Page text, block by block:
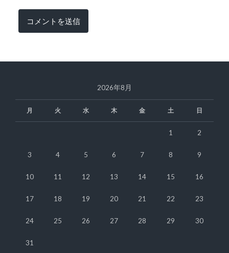
2026年8月
月 火 水 木 金 土 日
1 2
3 4 5 6 7 8 9
10 11 12 13 14 15 16
17 18 19 20 21 22 23
24 25 26 27 28 29 30
31